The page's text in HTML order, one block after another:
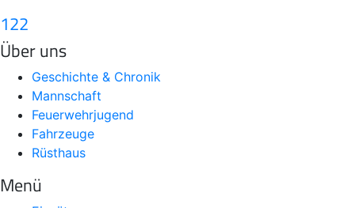
122
Über uns
Geschichte & Chronik
Mannschaft
Feuerwehrjugend
Fahrzeuge
Rüsthaus
Menü